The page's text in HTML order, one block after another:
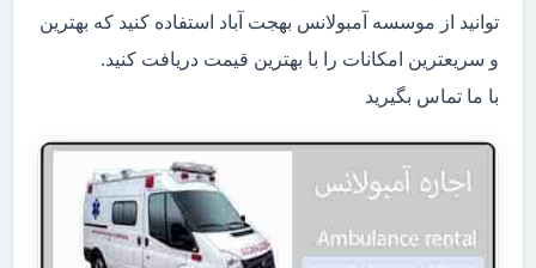
توانید از موسسه آمبولانس بهجت آباد استفاده کنید که بهترین
و سریعترین امکانات را با بهترین قیمت دریافت کنید.
با ما تماس بگیرید